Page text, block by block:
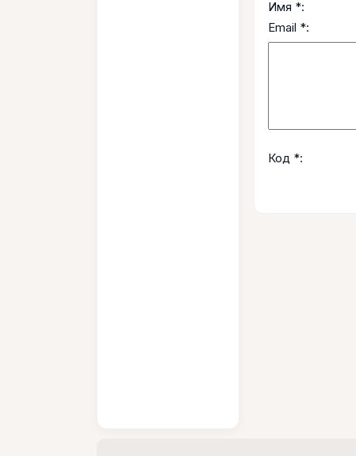
Имя *:
Email *:
Код *: